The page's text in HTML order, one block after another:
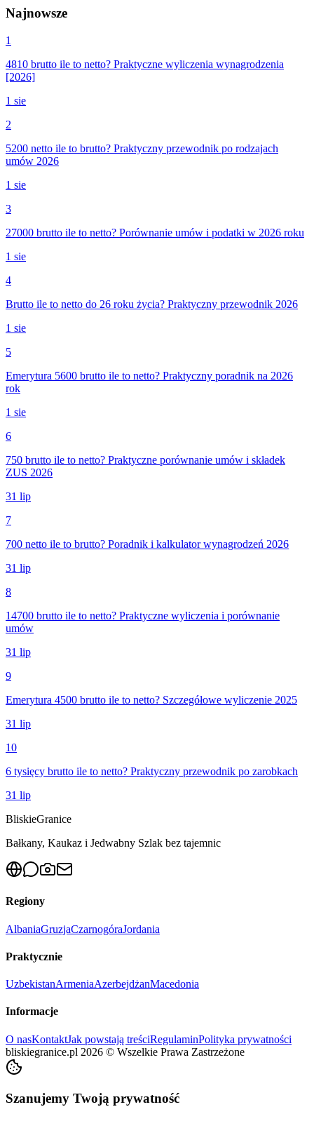
Najnowsze
1
4810 brutto ile to netto? Praktyczne wyliczenia wynagrodzenia
[2026]
1 sie
2
5200 netto ile to brutto? Praktyczny przewodnik po rodzajach
umów 2026
1 sie
3
27000 brutto ile to netto? Porównanie umów i podatki w 2026 roku
1 sie
4
Brutto ile to netto do 26 roku życia? Praktyczny przewodnik 2026
1 sie
5
Emerytura 5600 brutto ile to netto? Praktyczny poradnik na 2026
rok
1 sie
6
750 brutto ile to netto? Praktyczne porównanie umów i składek
ZUS 2026
31 lip
7
700 netto ile to brutto? Poradnik i kalkulator wynagrodzeń 2026
31 lip
8
14700 brutto ile to netto? Praktyczne wyliczenia i porównanie
umów
31 lip
9
Emerytura 4500 brutto ile to netto? Szczegółowe wyliczenie 2025
31 lip
10
6 tysięcy brutto ile to netto? Praktyczny przewodnik po zarobkach
31 lip
BliskieGranice
Bałkany, Kaukaz i Jedwabny Szlak bez tajemnic
Regiony
AlbaniaGruzjaCzarnogóraJordania
Praktycznie
UzbekistanArmeniaAzerbejdżanMacedonia
Informacje
O nasKontaktJak powstają treściRegulaminPolityka prywatności
bliskiegranice.pl 2026 © Wszelkie Prawa Zastrzeżone
Szanujemy Twoją prywatność